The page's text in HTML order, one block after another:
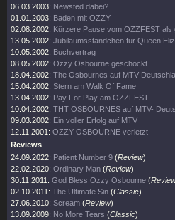
06.03.2003: Newsted dabei?
01.01.2003: Baden mit OZZY
02.08.2002: Kürzere Pause vom OZZFEST als
13.05.2002: Jubiläumsständchen für Queen
10.05.2002: Buchvertrag
08.05.2002: Ozzy Osbourne geschockt
18.04.2002: The Osbournes auf MTV
15.04.2002: Stern am Walk Of Fame
13.04.2002: Pay For Play am OZZFEST
10.04.2002: THT OSBOURNES auf MTV-
09.03.2002: Ein voller Erfolg auf MTV
12.11.2001: OZZY OSBOURNE verletzt
Reviews
24.09.2022: Patient Number 9 (Review)
22.02.2020: Ordinary Man (Review)
30.11.2011: God Bless Ozzy Osbourne (
02.10.2011: The Ultimate Sin (Classic)
27.06.2010: Scream (Review)
13.09.2009: No More Tears (Classic)